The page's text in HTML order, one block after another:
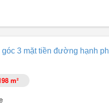
3 mặt tiền đường hạnh
m²